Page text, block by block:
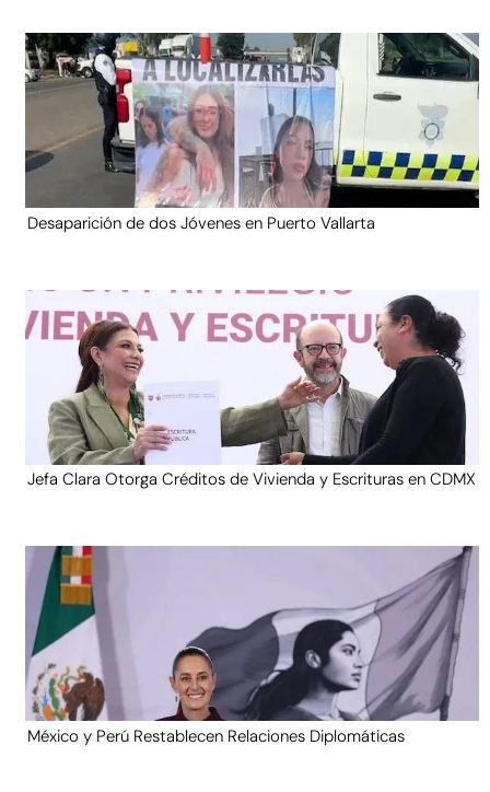
Desaparición de dos Jóvenes en Puerto Vallarta
Jefa Clara Otorga Créditos de Vivienda y Escrituras en CDMX
México y Perú Restablecen Relaciones Diplomáticas